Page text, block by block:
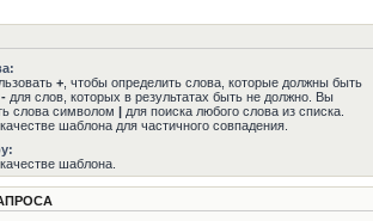
+ , чтобы определить слова, которые должны быть
- для слов, которых в результатах быть не должно. Вы
слова символом | для поиска любого слова из списка.
шаблона для частичного совпадения.
шаблона.